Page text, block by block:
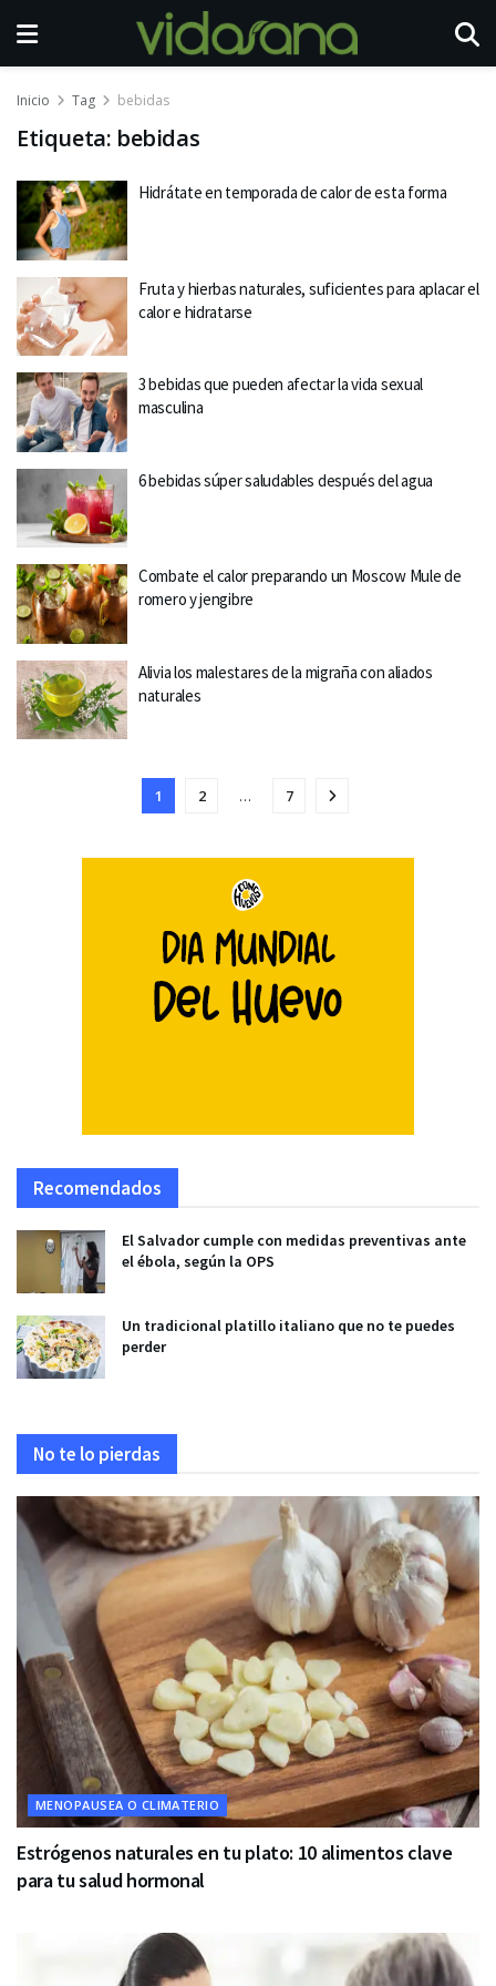
Inicio Tag bebidas
Etiqueta: bebidas
Hidrátate en temporada de calor de esta forma
Fruta y hierbas naturales, suficientes para aplacar el
calor e hidratarse
3 bebidas que pueden afectar la vida sexual
masculina
6 bebidas súper saludables después del agua
Combate el calor preparando un Moscow Mule de
romero y jengibre
Alivia los malestares de la migraña con aliados
naturales
1 2 … 7
Recomendados
El Salvador cumple con medidas preventivas ante
el ébola, según la OPS
Un tradicional platillo italiano que no te puedes
perder
No te lo pierdas
MENOPAUSEA O CLIMATERIO
Estrógenos naturales en tu plato: 10 alimentos clave
para tu salud hormonal